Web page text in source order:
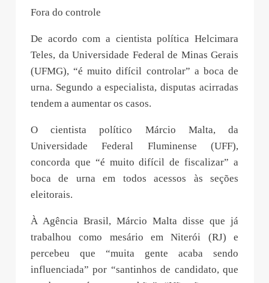
Fora do controle
De acordo com a cientista política Helcimara
Teles, da Universidade Federal de Minas Gerais
(UFMG), “é muito difícil controlar” a boca de
urna. Segundo a especialista, disputas acirradas
tendem a aumentar os casos.
O cientista político Márcio Malta, da
Universidade Federal Fluminense (UFF),
concorda que “é muito difícil de fiscalizar” a
boca de urna em todos acessos às seções
eleitorais.
À Agência Brasil, Márcio Malta disse que já
trabalhou como mesário em Niterói (RJ) e
percebeu que “muita gente acaba sendo
influenciada” por “santinhos de candidato, que